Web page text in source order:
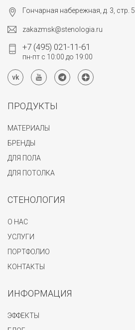
Гончарная набережная, д. 3, стр. 5
zakazmsk@stenologia.ru
+7 (495) 021-11-61
пн-пт с 10:00 до 19:00
ПРОДУКТЫ
МАТЕРИАЛЫ
БРЕНДЫ
ДЛЯ ПОЛА
ДЛЯ ПОТОЛКА
СТЕНОЛОГИЯ
О НАС
УСЛУГИ
ПОРТФОЛИО
КОНТАКТЫ
ИНФОРМАЦИЯ
ЭФФЕКТЫ